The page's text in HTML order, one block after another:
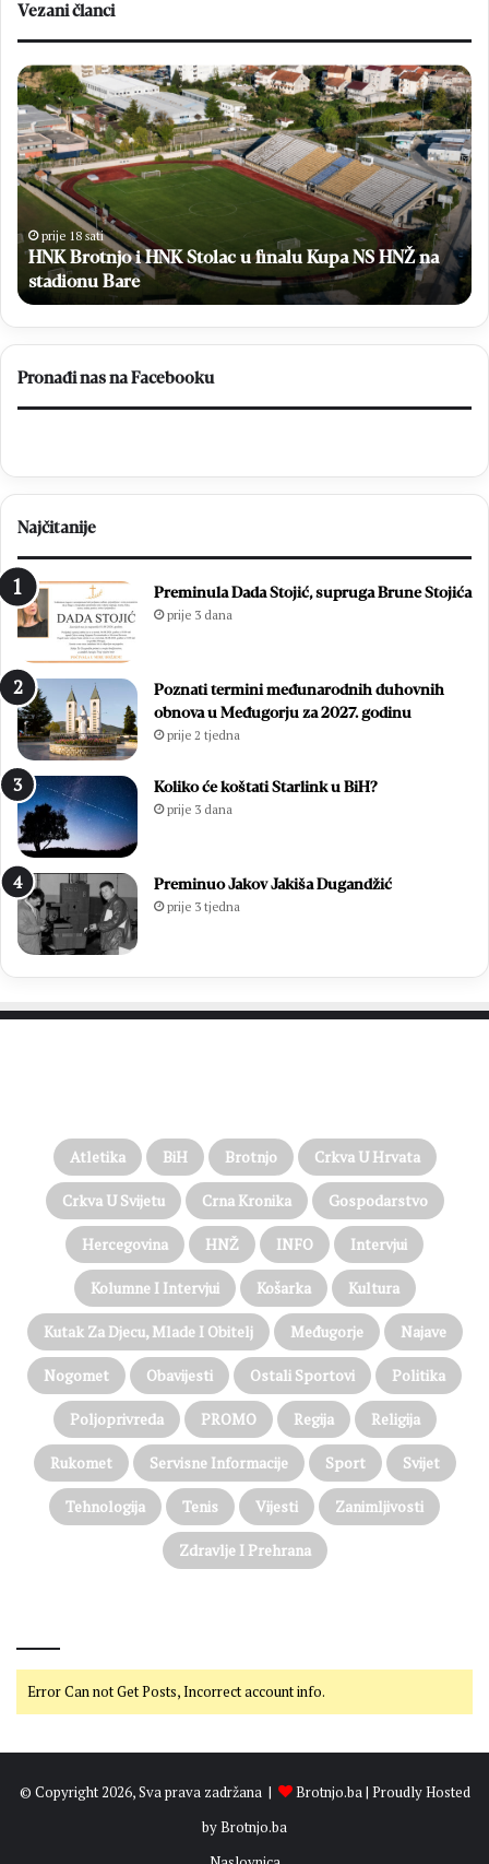
Vezani članci
HNK
Brotnjo
i
HNK
Stolac
u
finalu
Kupa
NS
HNŽ
na
stadionu
Bare
prije 18 sati
HNK Brotnjo i HNK Stolac u finalu Kupa NS HNŽ na
stadionu Bare
na
je
Pronađi nas na Facebooku
Najčitanije
Preminula Dada Stojić, supruga Brune Stojića
prije 3 dana
Poznati termini međunarodnih duhovnih
obnova u Međugorju za 2027. godinu
prije 2 tjedna
Koliko će koštati Starlink u BiH?
prije 3 dana
Preminuo Jakov Jakiša Dugandžić
prije 3 tjedna
Atletika BiH Brotnjo Crkva U Hrvata
Crkva U Svijetu Crna Kronika Gospodarstvo
Hercegovina HNŽ INFO Intervjui
Kolumne I Intervjui Košarka Kultura
Kutak Za Djecu, Mlade I Obitelj Međugorje Najave
Nogomet Obavijesti Ostali Sportovi Politika
Poljoprivreda PROMO Regija Religija
Rukomet Servisne Informacije Sport Svijet
Tehnologija Tenis Vijesti Zanimljivosti
Zdravlje I Prehrana
Error Can not Get Posts, Incorrect account info.
© Copyright 2026, Sva prava zadržana | Brotnjo.ba| Proudly Hosted
byBrotnjo.ba